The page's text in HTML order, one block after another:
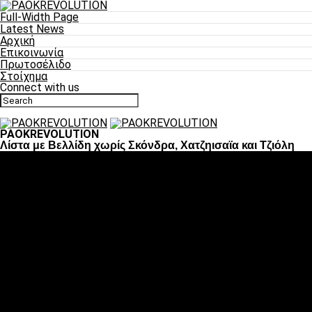
Full-Width Page
Latest News
Αρχική
Επικοινωνία
Πρωτοσέλιδο
Στοίχημα
Connect with us
PAOKREVOLUTION
Λίστα με Βελλίδη χωρίς Σκόνδρα, Χατζηισαϊα και Τζιόλη